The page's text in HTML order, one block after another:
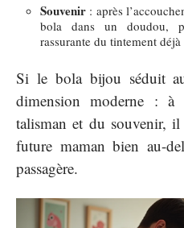
Souvenir : après
bola dans un doudou,
rassurante du tintement
Si le bola bijou séduit
dimension moderne :
talisman et du souvenir,
future maman bien au-
passagère.